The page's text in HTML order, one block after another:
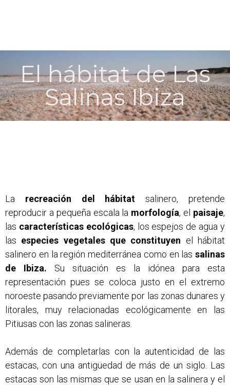
El hábitat de Las
Salinas Ibiza
La recreación del hábitat salinero, pretende
reproducir a pequeña escala la morfología, el paisaje,
las características ecológicas, los espejos de agua y
las especies vegetales que constituyen el hábitat
salinero en la región mediterránea como en las salinas
de Ibiza. Su situación es la idónea para esta
representación pues se coloca justo en el extremo
noroeste pasando previamente por las zonas dunares y
litorales, muy relacionadas ecológicamente en las
Pitiusas con las zonas salineras.
Además de completarlas con la autenticidad de las
estacas, con una antigüedad de más de un siglo. Las
estacas son las mismas que se usan en la salinera y el